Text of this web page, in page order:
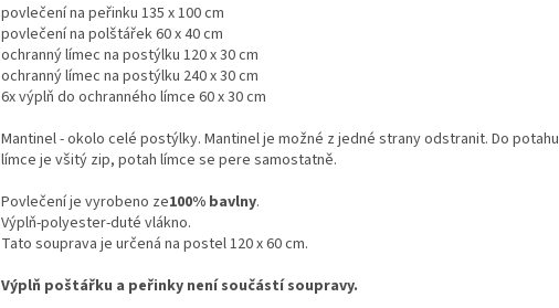
povlečení na peřinku 135 x 100 cm
povlečení na polštářek 60 x 40 cm
ochranný límec na postýlku 120 x 30 cm
ochranný límec na postýlku 240 x 30 cm
6x výplň do ochranného límce 60 x 30 cm
Mantinel - okolo celé postýlky. Mantinel je možné z jedné strany odstranit. Do potahu
límce je všitý zip, potah límce se pere samostatně.
Povlečení je vyrobeno ze100% bavlny.
Výplň-polyester-duté vlákno.
Tato souprava je určená na postel 120 x 60 cm.
Výplň poštářku a peřinky není součástí soupravy.